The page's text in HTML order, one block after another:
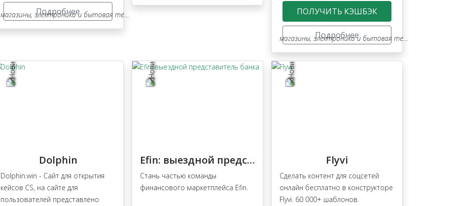
магазины, электроника и бытовая техника
Подробнее
магазины, электроника и бытовая техника
ПОЛУЧИТЬ КЭШБЭК
Подробнее
Dolphin
Dolphin.win - Сайт для открытия
кейсов CS, на сайте для
пользователей представлено
Efin: выездной представитель банка
Стань частью команды
финансового маркетплейса Efin.
Flyvi
Сделать контент для соцсетей
онлайн бесплатно в конструкторе
Flyvi. 60 000+ шаблонов.